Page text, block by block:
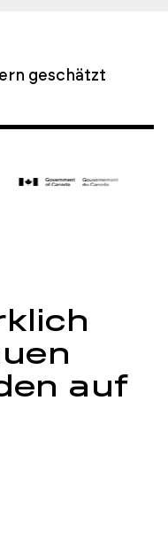
geschätzt
auf